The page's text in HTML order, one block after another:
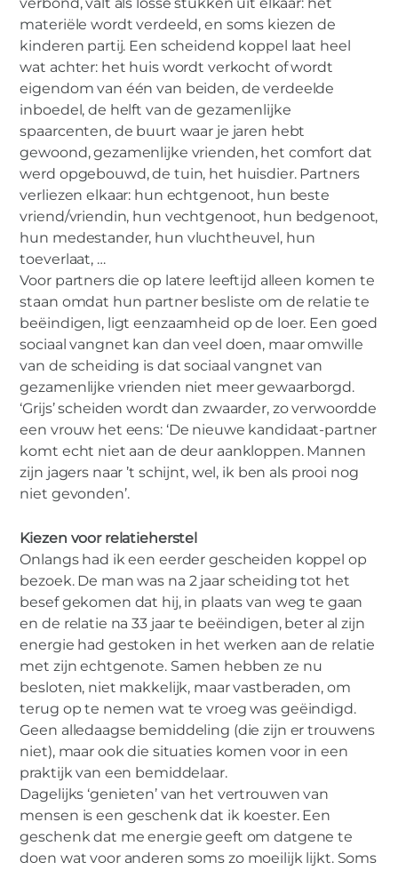
materiële wordt verdeeld, en soms kiezen de
kinderen partij. Een scheidend koppel laat heel
wat achter: het huis wordt verkocht of wordt
eigendom van één van beiden, de verdeelde
inboedel, de helft van de gezamenlijke
spaarcenten, de buurt waar je jaren hebt
gewoond, gezamenlijke vrienden, het comfort dat
werd opgebouwd, de tuin, het huisdier. Partners
verliezen elkaar: hun echtgenoot, hun beste
vriend/vriendin, hun vechtgenoot, hun bedgenoot,
hun medestander, hun vluchtheuvel, hun
toeverlaat, …
Voor partners die op latere leeftijd alleen komen te
staan omdat hun partner besliste om de relatie te
beëindigen, ligt eenzaamheid op de loer. Een goed
sociaal vangnet kan dan veel doen, maar omwille
van de scheiding is dat sociaal vangnet van
gezamenlijke vrienden niet meer gewaarborgd.
‘Grijs’ scheiden wordt dan zwaarder, zo verwoordde
een vrouw het eens: ‘De nieuwe kandidaat-partner
komt echt niet aan de deur aankloppen. Mannen
zijn jagers naar ’t schijnt, wel, ik ben als prooi nog
niet gevonden’.
Kiezen voor relatieherstel
Onlangs had ik een eerder gescheiden koppel op
bezoek. De man was na 2 jaar scheiding tot het
besef gekomen dat hij, in plaats van weg te gaan
en de relatie na 33 jaar te beëindigen, beter al zijn
energie had gestoken in het werken aan de relatie
met zijn echtgenote. Samen hebben ze nu
besloten, niet makkelijk, maar vastberaden, om
terug op te nemen wat te vroeg was geëindigd.
Geen alledaagse bemiddeling (die zijn er trouwens
niet), maar ook die situaties komen voor in een
praktijk van een bemiddelaar.
Dagelijks ‘genieten’ van het vertrouwen van
mensen is een geschenk dat ik koester. Een
geschenk dat me energie geeft om datgene te
doen wat voor anderen soms zo moeilijk lijkt. Soms